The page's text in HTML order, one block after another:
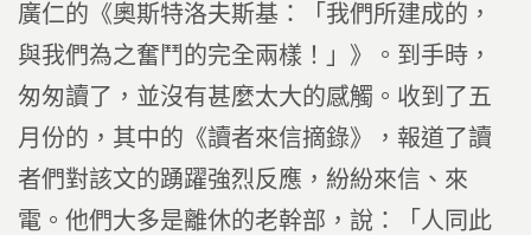
廣仁的《奧斯特洛夫斯基：「我們所建成的，
與我們為之奮鬥的完全兩樣！」》。到手時，
匆匆讀了，並沒有甚麼太大的感觸。收到了五
月份的，其中的《讀者來信摘錄》，報道了讀
者們對該文的踴躍強烈反應，紛紛來信、來
電。他們大多是離休的老幹部，說：「人同此